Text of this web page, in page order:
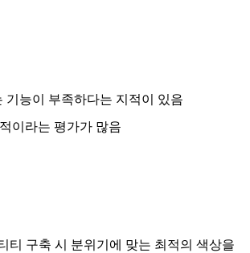
기능이 부족하다는 지적이 있음
이라는 평가가 많음
티 구축 시 분위기에 맞는 최적의 색상을